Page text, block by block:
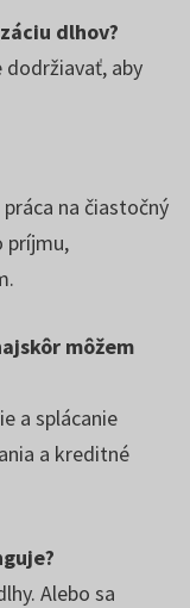
dlhov?
aby
na čiastočný
príjmu,
môžem
a splácanie
a kreditné
Alebo sa